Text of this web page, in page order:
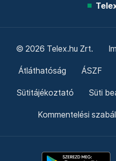
© 2026 Telex.hu Zrt.
Átláthatóság ÁSZF
Sütitájékoztató Süti
Kommentelési